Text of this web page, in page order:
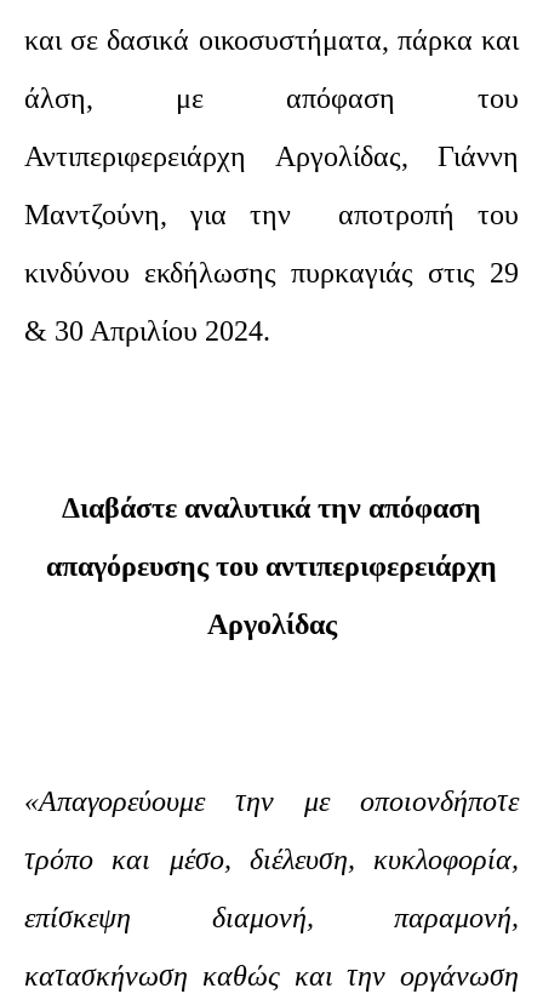
και σε δασικά οικοσυστήματα, πάρκα και
άλση, με απόφαση του
Αντιπεριφερειάρχη Αργολίδας, Γιάννη
Μαντζούνη, για την αποτροπή του
κινδύνου εκδήλωσης πυρκαγιάς στις 29
& 30 Απριλίου 2024.
Διαβάστε αναλυτικά την απόφαση
απαγόρευσης του αντιπεριφερειάρχη
Αργολίδας
«Απαγορεύουμε την με οποιονδήποτε
τρόπο και μέσο, διέλευση, κυκλοφορία,
επίσκεψη διαμονή, παραμονή,
κατασκήνωση καθώς και την οργάνωση